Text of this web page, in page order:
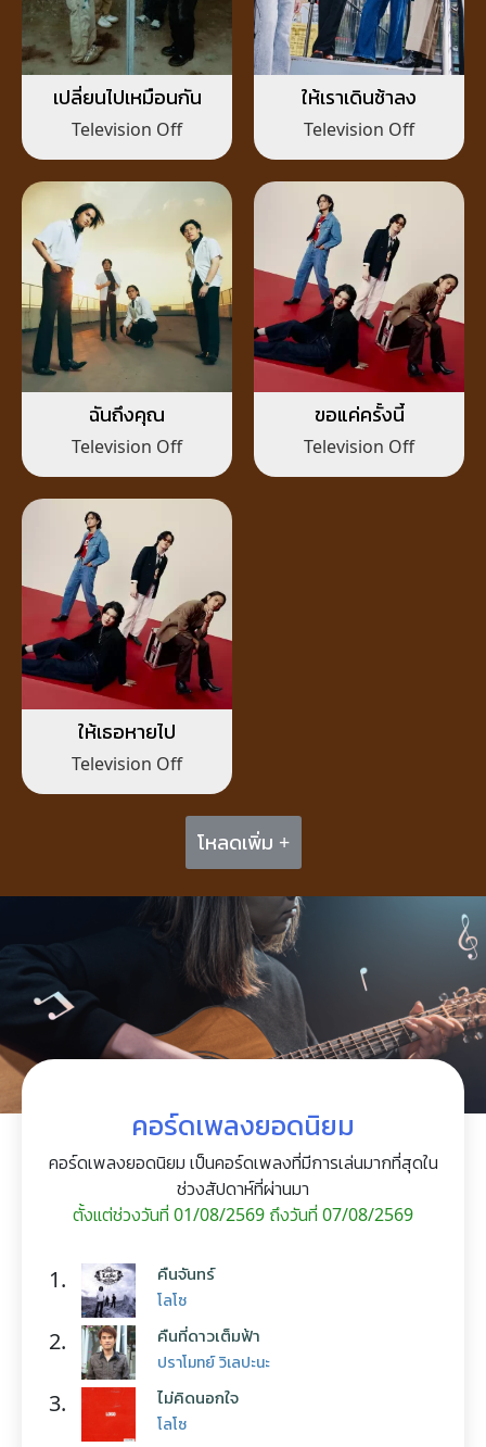
เปลี่ยนไปเหมือนกัน
Television Off
ให้เราเดินช้าลง
Television Off
ฉันถึงคุณ
Television Off
ขอแค่ครั้งนี้
Television Off
ให้เธอหายไป
Television Off
โหลดเพิ่ม +
คอร์ดเพลงยอดนิยม
คอร์ดเพลงยอดนิยม เป็นคอร์ดเพลงที่มีการเล่นมากที่สุดใน
ช่วงสัปดาห์ที่ผ่านมา
ตั้งแต่ช่วงวันที่ 01/08/2569 ถึงวันที่ 07/08/2569
1. คืนจันทร์
โลโซ
2. คืนที่ดาวเต็มฟ้า
ปราโมทย์ วิเลปะนะ
3. ไม่คิดนอกใจ
โลโซ